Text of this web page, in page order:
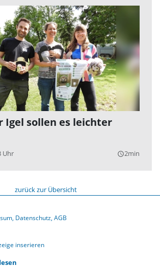
Igel sollen es leichter
Uhr query_builder2min
zurück zur Übersicht
Datenschutz AGB
inserieren